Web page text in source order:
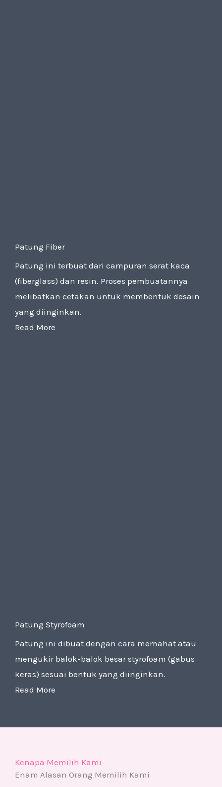
Patung Fiber
Patung ini terbuat dari campuran serat kaca
(fiberglass) dan resin. Proses pembuatannya
melibatkan cetakan untuk membentuk desain
yang diinginkan.
Read More
Patung Styrofoam
Patung ini dibuat dengan cara memahat atau
mengukir balok-balok besar styrofoam (gabus
keras) sesuai bentuk yang diinginkan.
Read More
Kenapa Memilih Kami
Enam Alasan Orang Memilih Kami